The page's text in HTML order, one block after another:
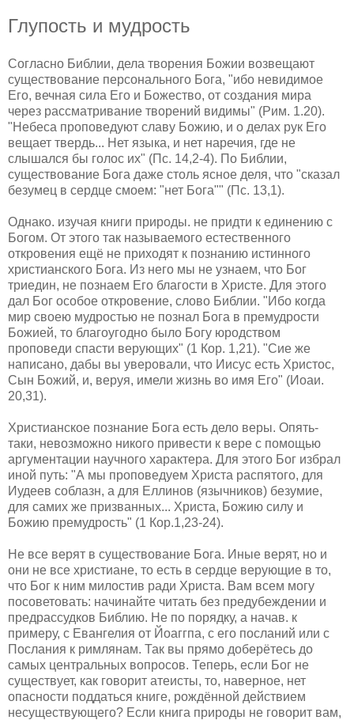
Глупость и мудрость
Согласно Библии, дела творения Божии возвещают
существование персонального Бога, "ибо невидимое
Его, вечная сила Его и Божество, от создания мира
через рассматривание творений видимы" (Рим. 1.20).
"Небеса проповедуют славу Божию, и о делах рук Его
вещает твердь... Нет языка, и нет наречия, где не
слышался бы голос их" (Пс. 14,2-4). По Библии,
существование Бога даже столь ясное деля, что "сказал
безумец в сердце смоем: "нет Бога"" (Пс. 13,1).
Однако. изучая книги природы. не придти к единению с
Богом. От этого так называемого естественного
откровения ещё не приходят к познанию истинного
христианского Бога. Из него мы не узнаем, что Бог
триедин, не познаем Его благости в Христе. Для этого
дал Бог особое откровение, слово Библии. "Ибо когда
мир своею мудростью не познал Бога в премудрости
Божией, то благоугодно было Богу юродством
проповеди спасти верующих" (1 Кор. 1,21). "Сие же
написано, дабы вы уверовали, что Иисус есть Христос,
Сын Божий, и, веруя, имели жизнь во имя Его" (Иоаи.
20,31).
Христианское познание Бога есть дело веры. Опять-
таки, невозможно никого привести к вере с помощью
аргументации научного характера. Для этого Бог избрал
иной путь: "А мы проповедуем Христа распятого, для
Иудеев соблазн, а для Еллинов (язычников) безумие,
для самих же призванных... Христа, Божию силу и
Божию премудрость" (1 Кор.1,23-24).
Не все верят в существование Бога. Иные верят, но и
они не все христиане, то есть в сердце верующие в то,
что Бог к ним милостив ради Христа. Вам всем могу
посоветовать: начинайте читать без предубеждении и
предрассудков Библию. Не по порядку, а начав. к
примеру, с Евангелия от Йоаггпа, с его посланий или с
Послания к римлянам. Так вы прямо доберётесь до
самых центральных вопросов. Теперь, если Бог не
существует, как говорит атеисты, то, наверное, нет
опасности поддаться книге, рождённой действием
несуществующего? Если книга природы не говорит вам,